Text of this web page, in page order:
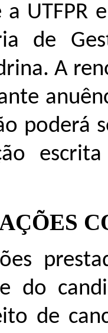
UTFPR
de
A
poderá
do
de